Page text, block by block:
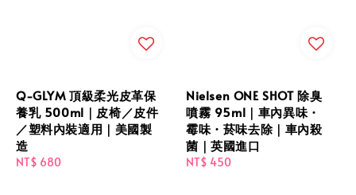
Q-GLYM 頂級柔光皮革保
養乳 500ml｜皮椅／皮件
／塑料內裝適用｜美國製
造
Regular
NT$ 680
Nielsen ONE SHOT 除臭
噴霧 95ml｜車內異味・
霉味・菸味去除｜車內殺
菌｜英國進口
Regular
NT$ 450